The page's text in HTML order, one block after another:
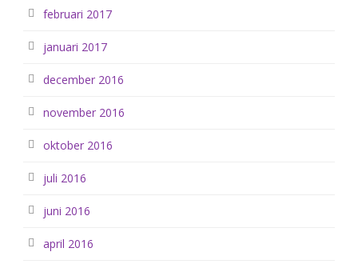
februari 2017
januari 2017
december 2016
november 2016
oktober 2016
juli 2016
juni 2016
april 2016